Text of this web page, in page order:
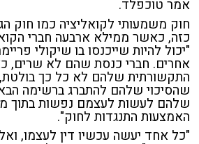
אמר טוכפלד.
חוק משמעותי לקואליציה כמו חוק
כזה, כאשר ממילא ארבעה חברי
"יכול להיות שייכנסו בו שיקולי
אחרים. חברי כנסת שהם לא שרים,
התקשורתית שלהם לא כל כך
שהסיכוי שלהם להתברג ברשימה
שלהם לעשות לעצמם נפשות בתוך
האמצעות התנגדות לחוק".
"כל אחד יעשה עכשיו דין לעצמו,